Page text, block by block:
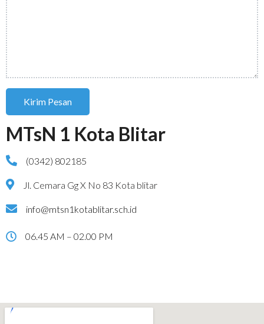
Kirim Pesan
MTsN 1 Kota Blitar
(0342) 802185
Jl. Cemara Gg X No 83 Kota blitar
info@mtsn1kotablitar.sch.id
06.45 AM – 02.00 PM